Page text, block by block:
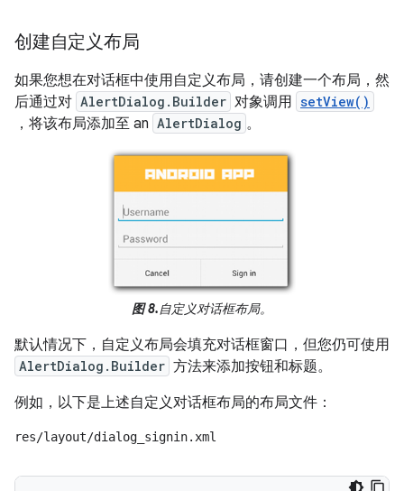
创建自定义布局
如果您想在对话框中使用自定义布局，请创建一个布局，然
后通过对 AlertDialog.Builder 对象调用 setView()
，将该布局添加至 an AlertDialog 。
图 8.自定义对话框布局。
默认情况下，自定义布局会填充对话框窗口，但您仍可使用
AlertDialog.Builder 方法来添加按钮和标题。
例如，以下是上述自定义对话框布局的布局文件：
res/layout/dialog_signin.xml